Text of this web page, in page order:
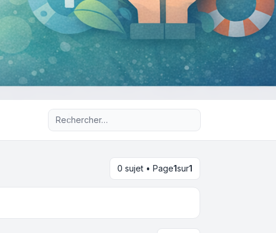
Recherche avancée
0 sujet • Page1sur1